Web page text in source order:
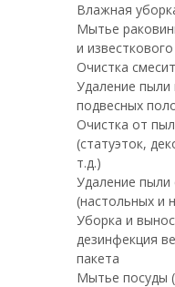
Влажная
Мытье
и
Очистка
Удаление пыли
подвесных
Очистка от
(статуэток,
т.д.)
Удаление пыли
(настольных и
Уборка и
дезинфекция
пакета
Мытье посуды